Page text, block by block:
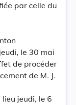
par celle du
le 30 mai
de procéder
de M. J.
jeudi, le 6